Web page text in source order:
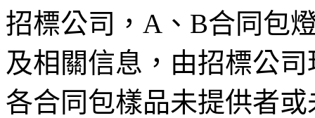
招標公司，A、B合同包
及相關信息，由招標公
各合同包樣品未提供者